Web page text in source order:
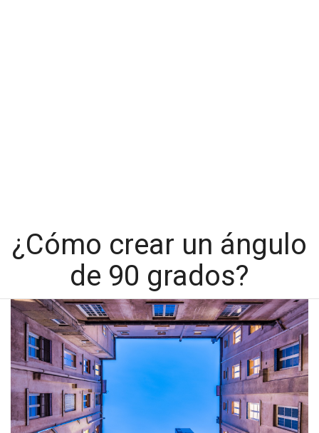
¿Cómo crear un ángulo
de 90 grados?